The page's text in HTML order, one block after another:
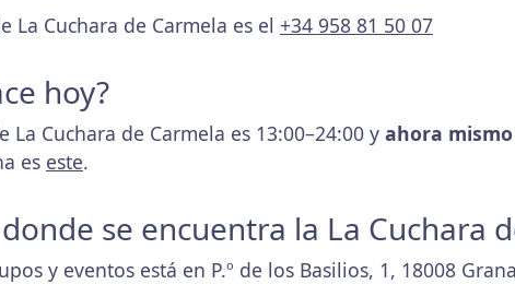
La Cuchara de Carmela es el +34 958 81 50 07
hoy?
Cuchara de Carmela es 13:00–24:00 y ahora
es este.
se encuentra la La Cuchara
y eventos está en P.º de los Basilios, 1, 18008